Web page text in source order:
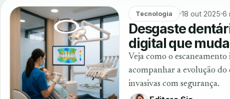
Tecnologia 18 out 2025 6
Desgaste
digital que
Veja como o
acompanhar a evolução
invasivas com segurança.